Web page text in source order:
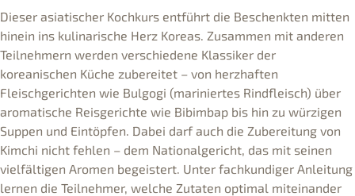
Dieser asiatischer Kochkurs entführt die Beschenkten mitten
hinein ins kulinarische Herz Koreas. Zusammen mit anderen
Teilnehmern werden verschiedene Klassiker der
koreanischen Küche zubereitet – von herzhaften
Fleischgerichten wie Bulgogi (mariniertes Rindfleisch) über
aromatische Reisgerichte wie Bibimbap bis hin zu würzigen
Suppen und Eintöpfen. Dabei darf auch die Zubereitung von
Kimchi nicht fehlen – dem Nationalgericht, das mit seinen
vielfältigen Aromen begeistert. Unter fachkundiger Anleitung
lernen die Teilnehmer, welche Zutaten optimal miteinander